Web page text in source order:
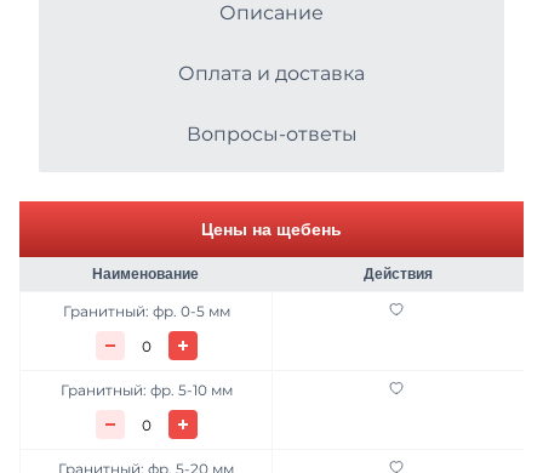
Металлопрокат
Асфальтобетонные смеси
Продажа противогололёдных реагентов
Стеновые материалы
Описание
Оплата и доставка
Вопросы-ответы
Цены на щебень
Наименование Действия
Гранитный: фр. 0-5 мм
Гранитный: фр. 5-10 мм
Гранитный: фр. 5-20 мм